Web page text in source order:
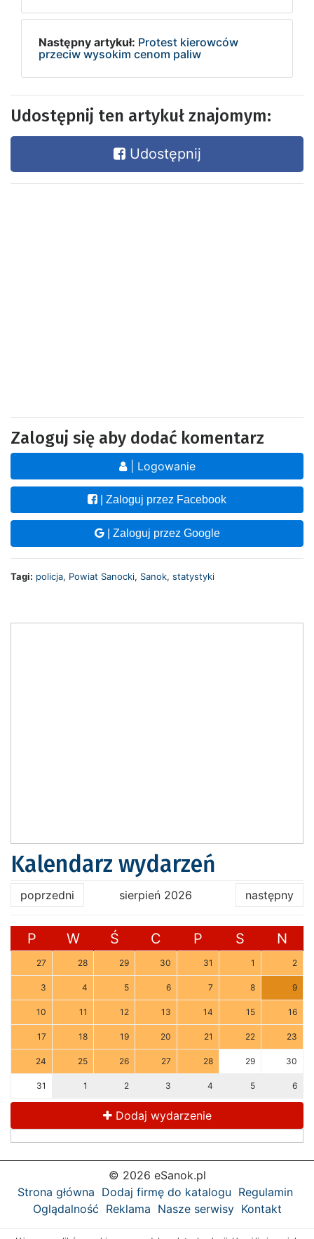
Następny artykuł: Protest kierowców
przeciw wysokim cenom paliw
Udostępnij ten artykuł znajomym:
Udostępnij
Zaloguj się aby dodać komentarz
| Logowanie
| Zaloguj przez Facebook
| Zaloguj przez Google
Tagi: policja, Powiat Sanocki, Sanok, statystyki
Kalendarz wydarzeń
poprzedni sierpień 2026 następny
P W Ś C P S N
27 28 29 30 31 1 2
3 4 5 6 7 8 9
10 11 12 13 14 15 16
17 18 19 20 21 22 23
24 25 26 27 28 29 30
31 1 2 3 4 5 6
Dodaj wydarzenie
© 2026 eSanok.pl
Strona główna Dodaj firmę do katalogu Regulamin
Oglądalność Reklama Nasze serwisy Kontakt